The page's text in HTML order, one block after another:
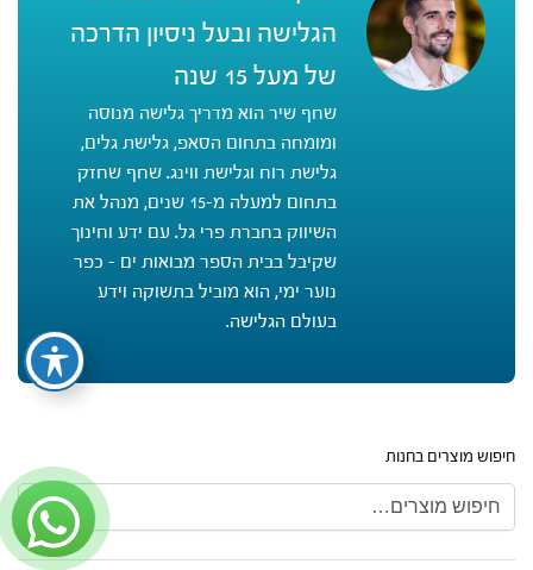
הגלישה ובעל ניסיון הדרכה
של מעל 15 שנה
שחף שיר הוא מדריך גלישה מנוסה
ומומחה בתחום הסאפ, גלישת גלים,
גלישת רוח וגלישת ווינג. שחף שחזק
בתחום למעלה מ-15 שנים, מנהל את
השיווק בחברת פרי גל. עם ידע וחינוך
שקיבל בבית הספר מבואות ים - כפר
נוער ימי, הוא מוביל בתשוקה וידע
בעולם הגלישה.
חיפוש מוצרים בחנות
חיפוש